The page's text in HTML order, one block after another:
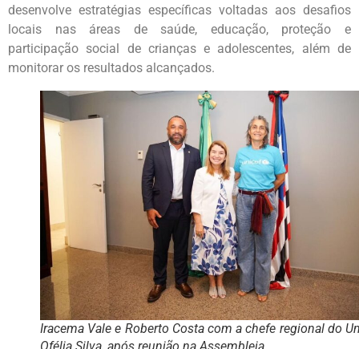
desenvolve estratégias específicas voltadas aos desafios
locais nas áreas de saúde, educação, proteção e
participação social de crianças e adolescentes, além de
monitorar os resultados alcançados.
Iracema Vale e Roberto Costa com a chefe regional do
Ofélia Silva, após reunião na Assembleia